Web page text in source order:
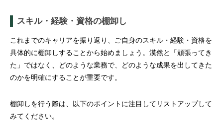
スキル・経験・資格の棚卸し
これまでのキャリアを振り返り、ご自身のスキル・経験・資格を
具体的に棚卸しすることから始めましょう。漠然と「頑張ってき
た」ではなく、どのような業務で、どのような成果を出してきた
のかを明確にすることが重要です。
棚卸しを行う際は、以下のポイントに注目してリストアップして
みてください。